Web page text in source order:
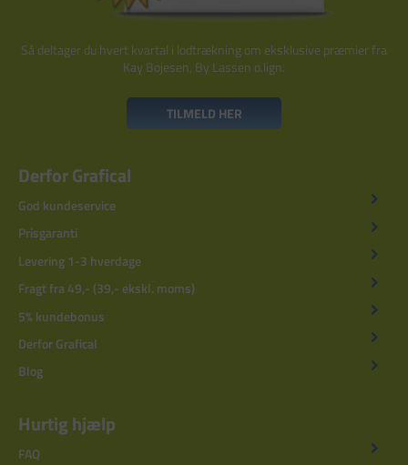
Så deltager du hvert kvartal i lodtrækning om eksklusive præmier fra
Kay Bojesen, By Lassen o.lign.
TILMELD HER
Derfor Grafical
God kundeservice
Prisgaranti
Levering 1-3 hverdage
Fragt fra 49,- (39,- ekskl. moms)
5% kundebonus
Derfor Grafical
Blog
Hurtig hjælp
FAQ